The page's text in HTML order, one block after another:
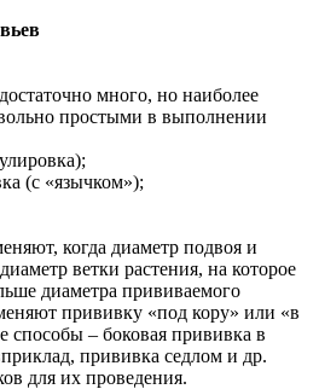
много, но наиболее
простыми в выполнении
(с «язычком»);
когда диаметр подвоя и
ветки растения, на которое
диаметра прививаемого
прививку «под кору» или «в
способы – боковая прививка в
прививка седлом и др.
для их проведения.